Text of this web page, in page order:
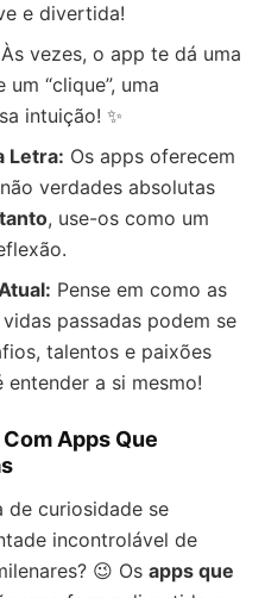
e divertida!
Às vezes, o app te dá uma
“clique”, uma
intuição! ✨
Letra: Os apps oferecem
verdades absolutas
, use-os como um
Pense em como as
passadas podem se
talentos e paixões
a si mesmo!
Apps Que
de curiosidade se
incontrolável de
😉 Os apps que